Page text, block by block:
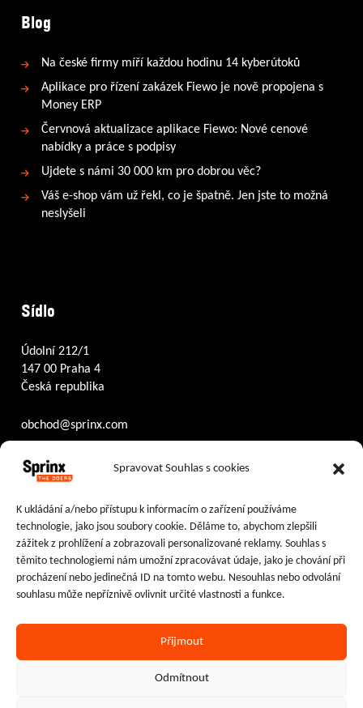
Spravovat Souhlas s cookies
K ukládání a/nebo přístupu k informacím o zařízení používáme
technologie, jako jsou soubory cookie. Děláme to, abychom zlepšili
zážitek z prohlížení a zobrazovali personalizované reklamy. Souhlas s
těmito technologiemi nám umožní zpracovávat údaje, jako je chování při
procházení nebo jedinečná ID na tomto webu. Nesouhlas nebo odvolání
souhlasu může nepříznivě ovlivnit určité vlastnosti a funkce.
Přijmout
Odmítnout
Blog
Na české firmy míří každou hodinu 14 kyberútoků
Aplikace pro řízení zakázek Fiewo je nově propojena s
Money ERP
Červnová aktualizace aplikace Fiewo: Nové cenové
nabídky a práce s podpisy
Ujdete s námi 30 000 km pro dobrou věc?
Váš e-shop vám už řekl, co je špatně. Jen jste to možná
neslyšeli
Sídlo
Údolní 212/1
147 00 Praha 4
Česká republika
obchod@sprinx.com
Otevírací doba recepce:
PO – ČT8:30 – 17:30
Sledujte nás na:
Facebook
Instagram
LinkedIn